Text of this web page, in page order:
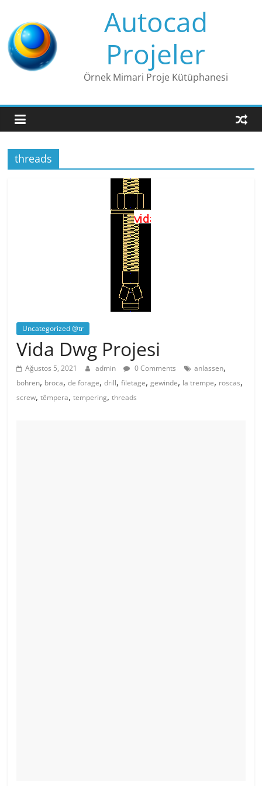
content
Autocad
Projeler
Örnek Mimari Proje Kütüphanesi
threads
Uncategorized @tr
Vida Dwg Projesi
Ağustos 5, 2021 admin 0 Comments anlassen,
bohren, broca,de forage,drill,filetage,gewinde, la trempe, roscas,
screw,têmpera,tempering,threads